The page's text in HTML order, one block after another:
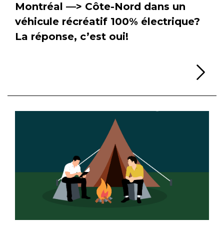
Montréal —> Côte-Nord dans un
véhicule récréatif 100% électrique?
La réponse, c’est oui!